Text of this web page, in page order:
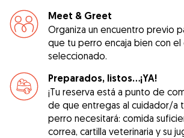
Meet & Greet
Organiza un encuentro previo
que tu perro encaja bien con el
seleccionado.
Preparados, listos...¡YA!
¡Tu reserva está a punto de
de que entregas al cuidador/a
perro necesitará: comida
correa, cartilla veterinaria y su